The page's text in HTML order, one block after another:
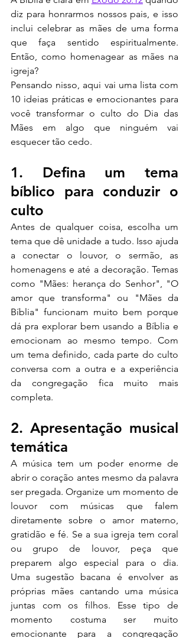
diz para honrarmos nossos pais, e isso
inclui celebrar as mães de uma forma
que faça sentido espiritualmente.
Então, como homenagear as mães na
igreja?
Pensando nisso, aqui vai uma lista com
10 ideias práticas e emocionantes para
você transformar o culto do Dia das
Mães em algo que ninguém vai
esquecer tão cedo.
1. Defina um tema
bíblico para conduzir o
culto
Antes de qualquer coisa, escolha um
tema que dê unidade a tudo. Isso ajuda
a conectar o louvor, o sermão, as
homenagens e até a decoração. Temas
como "Mães: herança do Senhor", "O
amor que transforma" ou "Mães da
Bíblia" funcionam muito bem porque
dá pra explorar bem usando a Bíblia e
emocionam ao mesmo tempo. Com
um tema definido, cada parte do culto
conversa com a outra e a experiência
da congregação fica muito mais
completa.
2. Apresentação musical
temática
A música tem um poder enorme de
abrir o coração antes mesmo da palavra
ser pregada. Organize um momento de
louvor com músicas que falem
diretamente sobre o amor materno,
gratidão e fé. Se a sua igreja tem coral
ou grupo de louvor, peça que
preparem algo especial para o dia.
Uma sugestão bacana é envolver as
próprias mães cantando uma música
juntas com os filhos. Esse tipo de
momento costuma ser muito
emocionante para a congregação